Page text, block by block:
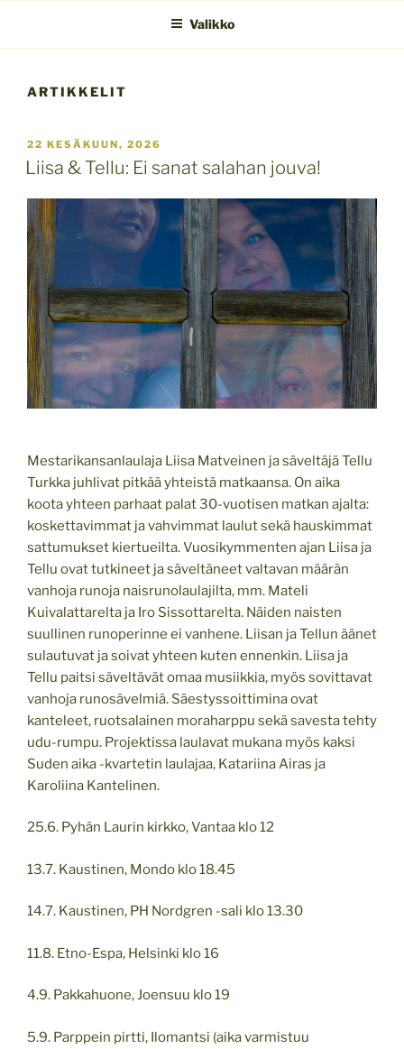
Valikko
ARTIKKELIT
JULKAISTU
22 KESÄKUUN, 2026
Liisa & Tellu: Ei sanat salahan jouva!
Mestarikansanlaulaja Liisa Matveinen ja säveltäjä Tellu
Turkka juhlivat pitkää yhteistä matkaansa. On aika
koota yhteen parhaat palat 30-vuotisen matkan ajalta:
koskettavimmat ja vahvimmat laulut sekä hauskimmat
sattumukset kiertueilta. Vuosikymmenten ajan Liisa ja
Tellu ovat tutkineet ja säveltäneet valtavan määrän
vanhoja runoja naisrunolaulajilta, mm. Mateli
Kuivalattarelta ja Iro Sissottarelta. Näiden naisten
suullinen runoperinne ei vanhene. Liisan ja Tellun äänet
sulautuvat ja soivat yhteen kuten ennenkin. Liisa ja
Tellu paitsi säveltävät omaa musiikkia, myös sovittavat
vanhoja runosävelmiä. Säestyssoittimina ovat
kanteleet, ruotsalainen moraharppu sekä savesta tehty
udu-rumpu. Projektissa laulavat mukana myös kaksi
Suden aika -kvartetin laulajaa, Katariina Airas ja
Karoliina Kantelinen.
25.6. Pyhän Laurin kirkko, Vantaa klo 12
13.7. Kaustinen, Mondo klo 18.45
14.7. Kaustinen, PH Nordgren -sali klo 13.30
11.8. Etno-Espa, Helsinki klo 16
4.9. Pakkahuone, Joensuu klo 19
5.9. Parppein pirtti, Ilomantsi (aika varmistuu